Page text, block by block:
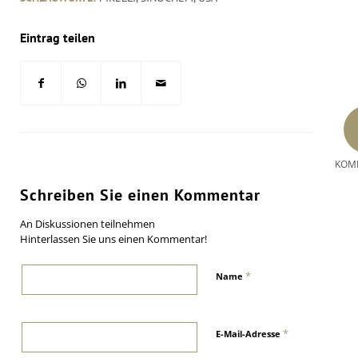
Eintrag teilen
Schreiben Sie einen Kommentar
An Diskussionen teilnehmen
Hinterlassen Sie uns einen Kommentar!
Name *
E-Mail-Adresse *